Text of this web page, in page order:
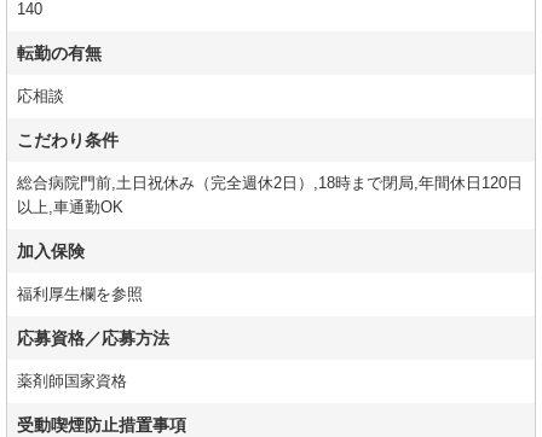
140
転勤の有無
応相談
こだわり条件
総合病院門前,土日祝休み（完全週休2日）,18時まで閉局,年間休日120日
以上,車通勤OK
加入保険
福利厚生欄を参照
応募資格／応募方法
薬剤師国家資格
受動喫煙防止措置事項